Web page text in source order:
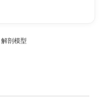
解剖模型